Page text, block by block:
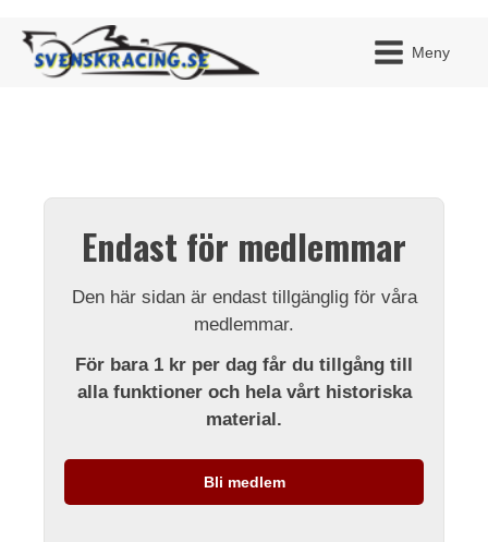
Meny
Endast för medlemmar
Den här sidan är endast tillgänglig för våra
medlemmar.
För bara 1 kr per dag får du tillgång till
alla funktioner och hela vårt historiska
material.
Bli medlem